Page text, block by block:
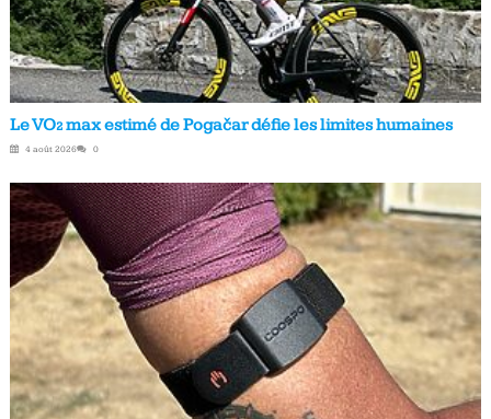
Le VO₂ max estimé de Pogačar défie les limites humaines
4 août 2026 0